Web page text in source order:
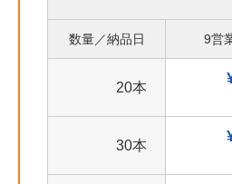
数量／納品日 9営
20本
30本